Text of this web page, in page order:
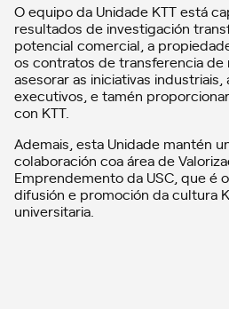
O equipo da Unidade KTT está
resultados de investigación
potencial comercial, a
os contratos de transferencia de
asesorar as iniciativas
executivos, e tamén
con KTT.
Ademais, esta Unidade mantén
colaboración coa área de
Emprendemento da USC, que é
difusión e promoción da cultura
universitaria.